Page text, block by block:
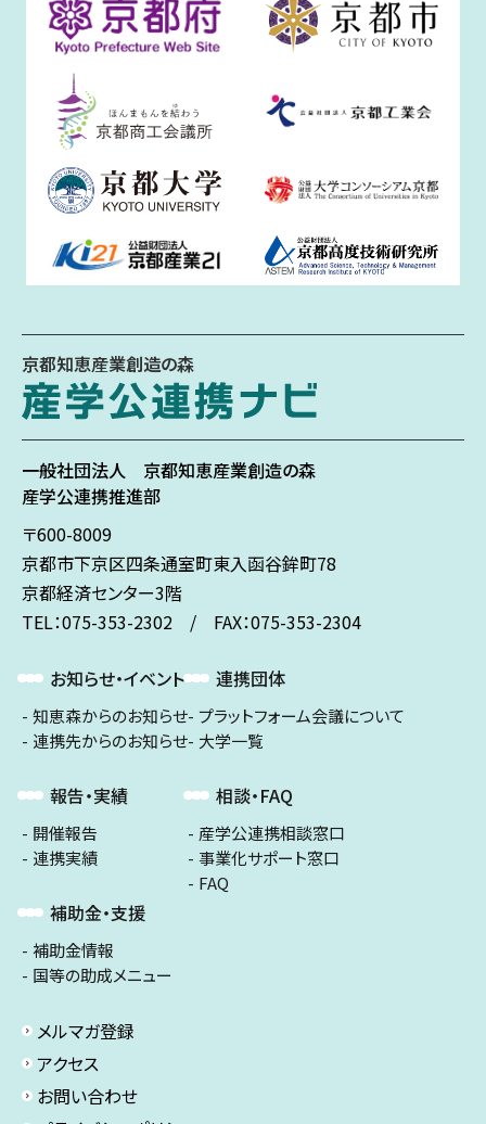
京都知恵産業創造の森
一般社団法人 京都知恵産業創造の森
産学公連携推進部
〒600-8009
京都市下京区四条通室町東入函谷鉾町78
京都経済センター3階
TEL：075-353-2302 / FAX：075-353-2304
お知らせ・イベント
知恵森からのお知らせ
連携先からのお知らせ
報告・実績
開催報告
連携実績
補助金・支援
補助金情報
国等の助成メニュー
連携団体
プラットフォーム会議について
大学一覧
相談・FAQ
産学公連携相談窓口
事業化サポート窓口
FAQ
メルマガ登録
アクセス
お問い合わせ